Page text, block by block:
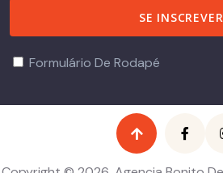
Formulário De Rodapé